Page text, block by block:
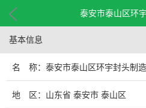
泰安市泰山区环
基本信息
名 称：泰安市泰山区环宇封头制
地 区：山东省 泰安市 泰山区